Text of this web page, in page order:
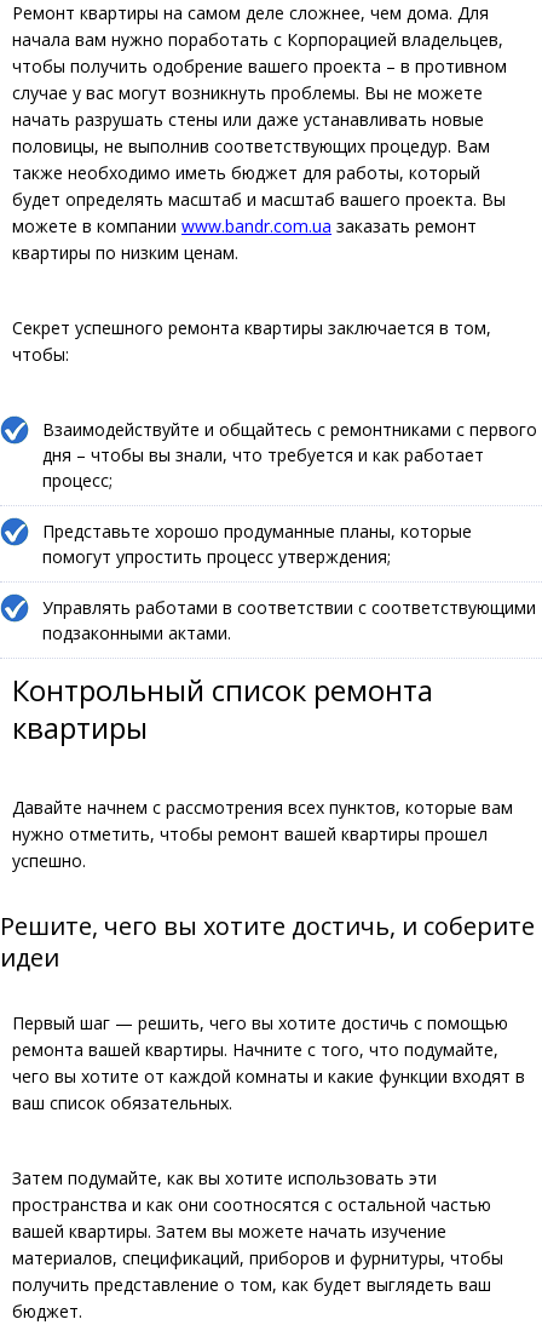
Ремонт квартиры на самом деле сложнее, чем дома. Для
начала вам нужно поработать с Корпорацией владельцев,
чтобы получить одобрение вашего проекта – в противном
случае у вас могут возникнуть проблемы. Вы не можете
начать разрушать стены или даже устанавливать новые
половицы, не выполнив соответствующих процедур. Вам
также необходимо иметь бюджет для работы, который
будет определять масштаб и масштаб вашего проекта. Вы
можете в компании www.bandr.com.ua заказать ремонт
квартиры по низким ценам.
Секрет успешного ремонта квартиры заключается в том,
чтобы:
Взаимодействуйте и общайтесь с ремонтниками с первого
дня – чтобы вы знали, что требуется и как работает
процесс;
Представьте хорошо продуманные планы, которые
помогут упростить процесс утверждения;
Управлять работами в соответствии с соответствующими
подзаконными актами.
Контрольный список ремонта
квартиры
Давайте начнем с рассмотрения всех пунктов, которые вам
нужно отметить, чтобы ремонт вашей квартиры прошел
успешно.
Решите, чего вы хотите достичь, и соберите
идеи
Первый шаг — решить, чего вы хотите достичь с помощью
ремонта вашей квартиры. Начните с того, что подумайте,
чего вы хотите от каждой комнаты и какие функции входят в
ваш список обязательных.
Затем подумайте, как вы хотите использовать эти
пространства и как они соотносятся с остальной частью
вашей квартиры. Затем вы можете начать изучение
материалов, спецификаций, приборов и фурнитуры, чтобы
получить представление о том, как будет выглядеть ваш
бюджет.